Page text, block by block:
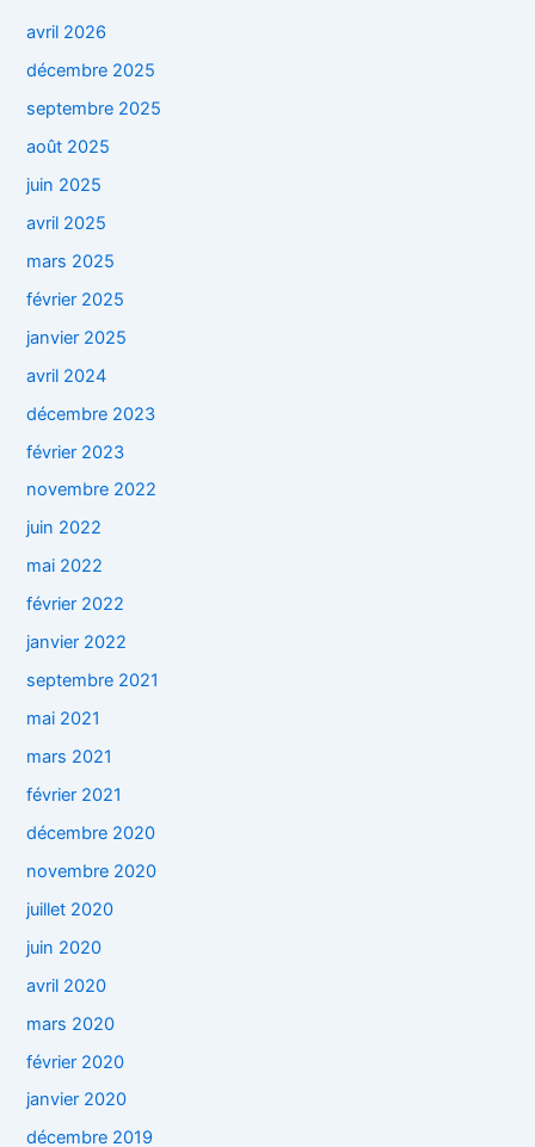
avril 2026
décembre 2025
septembre 2025
août 2025
juin 2025
avril 2025
mars 2025
février 2025
janvier 2025
avril 2024
décembre 2023
février 2023
novembre 2022
juin 2022
mai 2022
février 2022
janvier 2022
septembre 2021
mai 2021
mars 2021
février 2021
décembre 2020
novembre 2020
juillet 2020
juin 2020
avril 2020
mars 2020
février 2020
janvier 2020
décembre 2019